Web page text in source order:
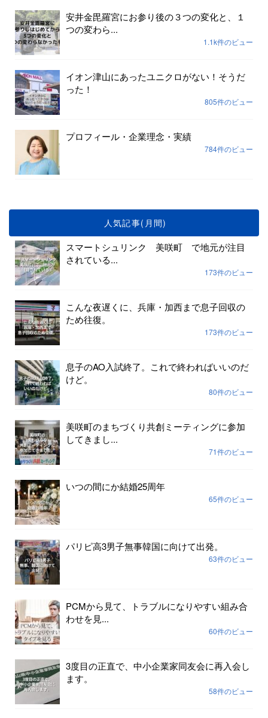
安井金毘羅宮にお参り後の３つの変化と、１
つの変わら...
1.1k件のビュー
イオン津山にあったユニクロがない！そうだ
った！
805件のビュー
プロフィール・企業理念・実績
784件のビュー
人気記事(月間)
スマートシュリンク 美咲町 で地元が注目
されている...
173件のビュー
こんな夜遅くに、兵庫・加西まで息子回収の
ため往復。
173件のビュー
息子のAO入試終了。これで終わればいいのだ
けど。
80件のビュー
美咲町のまちづくり共創ミーティングに参加
してきまし...
71件のビュー
いつの間にか結婚25周年
65件のビュー
パリピ高3男子無事韓国に向けて出発。
63件のビュー
PCMから見て、トラブルになりやすい組み合
わせを見...
60件のビュー
3度目の正直で、中小企業家同友会に再入会し
ます。
58件のビュー